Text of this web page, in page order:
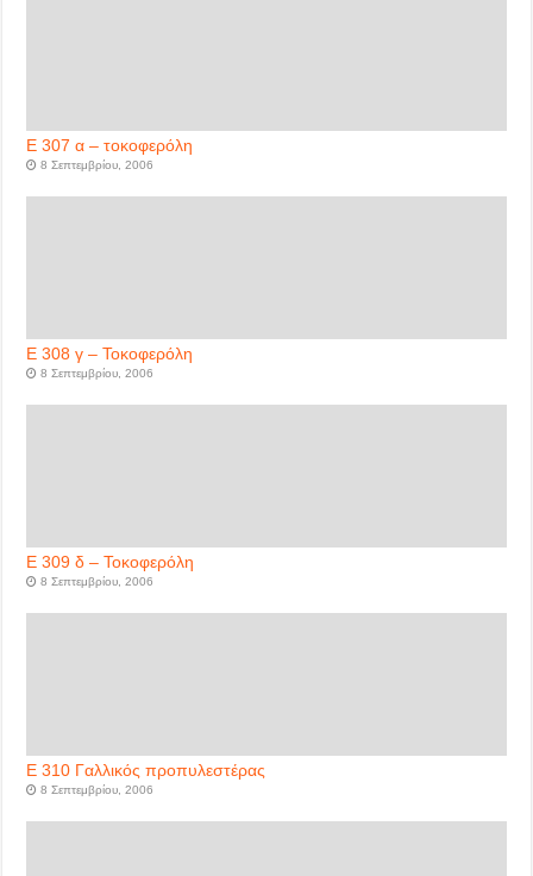
Ε 307 α – τοκοφερόλη
8 Σεπτεμβρίου, 2006
Ε 308 γ – Τοκοφερόλη
8 Σεπτεμβρίου, 2006
Ε 309 δ – Τοκοφερόλη
8 Σεπτεμβρίου, 2006
Ε 310 Γαλλικός προπυλεστέρας
8 Σεπτεμβρίου, 2006